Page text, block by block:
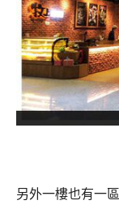
另外一樓也有一